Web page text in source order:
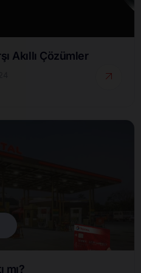
Akıllı Çözümler
mı?